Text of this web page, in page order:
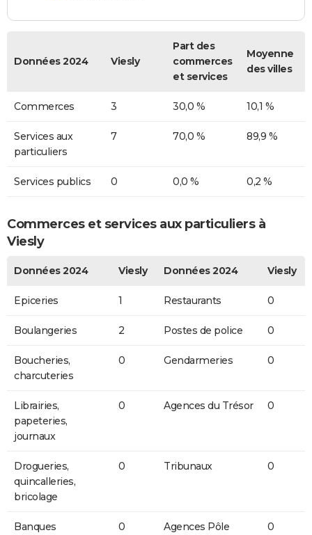
Données 2024 Viesly
Part des
commerces
et services
Moyenne
des villes
Commerces 3 30,0 % 10,1 %
Services aux
particuliers
7 70,0 % 89,9 %
Services publics 0 0,0 % 0,2 %
Commerces et services aux particuliers à
Viesly
Données 2024 Viesly Données 2024 Viesly
Epiceries 1 Restaurants 0
Boulangeries 2 Postes de police 0
Boucheries,
charcuteries
0 Gendarmeries 0
Librairies,
papeteries,
journaux
0 Agences du Trésor 0
Drogueries,
quincalleries,
bricolage
0 Tribunaux 0
Banques 0 Agences Pôle 0